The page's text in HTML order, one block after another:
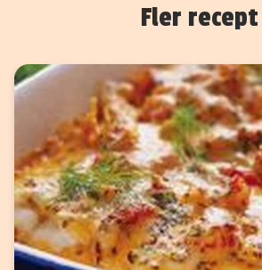
Fler recept